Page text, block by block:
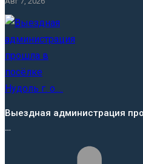
Выездная администрация
…